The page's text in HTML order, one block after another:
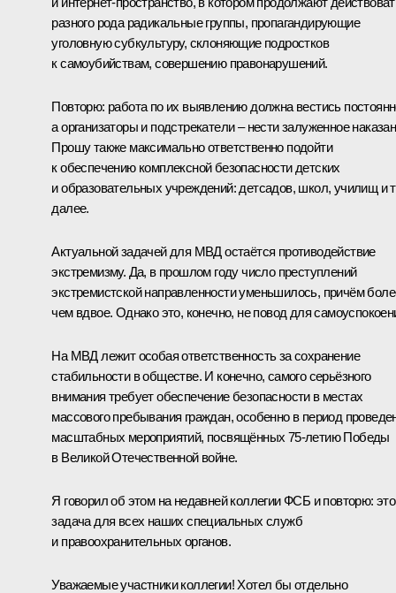
разного рода радикальные группы, пропагандирующие
уголовную субкультуру, склоняющие подростков
к самоубийствам, совершению правонарушений.
Повторю: работа по их выявлению должна вестись
а организаторы и подстрекатели – нести залуженное
Прошу также максимально ответственно подойти
к обеспечению комплексной безопасности детских
и образовательных учреждений: детсадов, школ, училищ и
далее.
Актуальной задачей для МВД остаётся противодействие
экстремизму. Да, в прошлом году число преступлений
экстремистской направленности уменьшилось, причём
чем вдвое. Однако это, конечно, не повод для
На МВД лежит особая ответственность за сохранение
стабильности в обществе. И конечно, самого серьёзного
внимания требует обеспечение безопасности в местах
массового пребывания граждан, особенно в период
масштабных мероприятий, посвящённых 75-летию Победы
в Великой Отечественной войне.
Я говорил об этом на недавней коллегии ФСБ и повторю: это
задача для всех наших специальных служб
и правоохранительных органов.
Уважаемые участники коллегии! Хотел бы отдельно